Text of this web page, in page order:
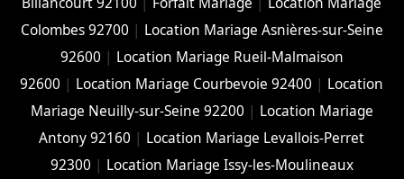
Colombes 92700 | Location Mariage Asnières-sur-Seine
92600 | Location Mariage Rueil-Malmaison
92600 | Location Mariage Courbevoie 92400 | Location
Mariage Neuilly-sur-Seine 92200 | Location Mariage
Antony 92160 | Location Mariage Levallois-Perret
92300 | Location Mariage Issy-les-Moulineaux